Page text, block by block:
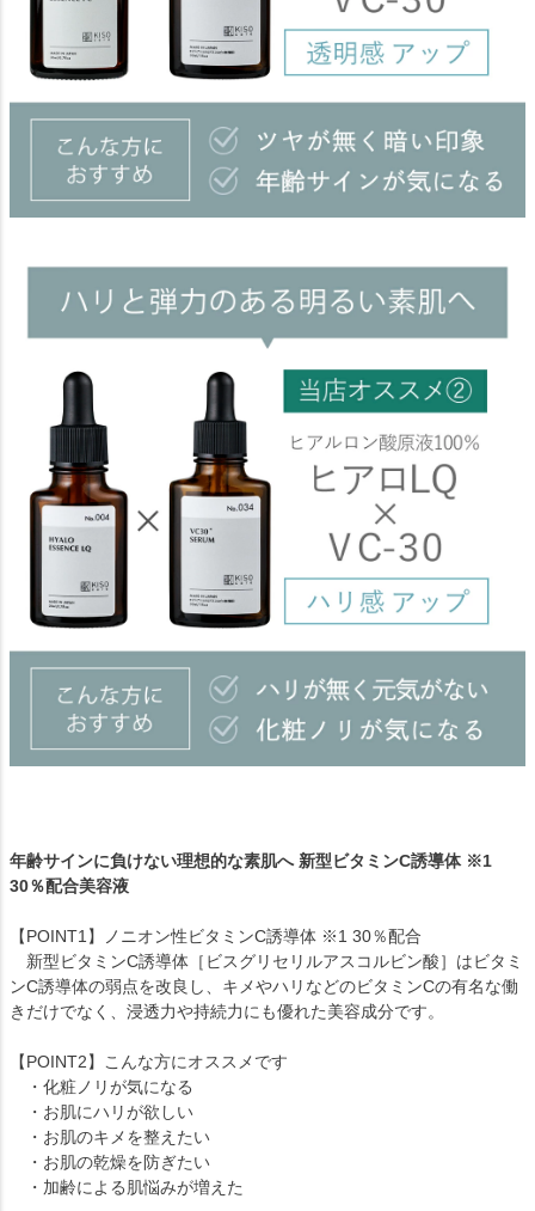
年齢サインに負けない理想的な素肌へ 新型ビタミンC誘導体 ※1
30％配合美容液
【POINT1】ノニオン性ビタミンC誘導体 ※1 30％配合
新型ビタミンC誘導体［ビスグリセリルアスコルビン酸］はビタミ
ンC誘導体の弱点を改良し、キメやハリなどのビタミンCの有名な働
きだけでなく、浸透力や持続力にも優れた美容成分です。
【POINT2】こんな方にオススメです
・化粧ノリが気になる
・お肌にハリが欲しい
・お肌のキメを整えたい
・お肌の乾燥を防ぎたい
・加齢による肌悩みが増えた